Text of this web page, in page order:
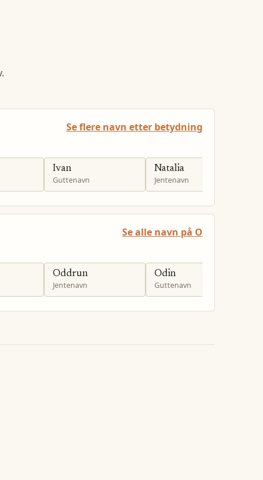
Se flere navn etter betydning
Ivan
Guttenavn
Natalia
Jentenavn
Se alle navn på O
Oddrun
Jentenavn
Odin
Guttenavn